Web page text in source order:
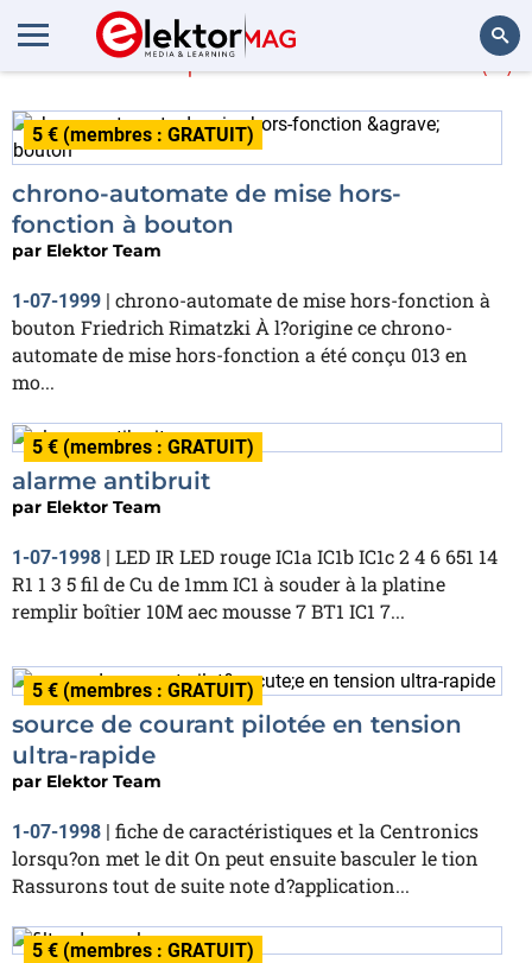
En savoir plus sur (9)
5 € (membres : GRATUIT)
chrono-automate de mise hors-
fonction à bouton
par Elektor Team
1-07-1999 | chrono-automate de mise hors-fonction à
bouton Friedrich Rimatzki À l?origine ce chrono-
automate de mise hors-fonction a été conçu 013 en
mo...
5 € (membres : GRATUIT)
alarme antibruit
par Elektor Team
1-07-1998 | LED IR LED rouge IC1a IC1b IC1c 2 4 6 651 14
R1 1 3 5 fil de Cu de 1mm IC1 à souder à la platine
remplir boîtier 10M aec mousse 7 BT1 IC1 7...
5 € (membres : GRATUIT)
source de courant pilotée en tension
ultra-rapide
par Elektor Team
1-07-1998 | fiche de caractéristiques et la Centronics
lorsqu?on met le dit On peut ensuite basculer le tion
Rassurons tout de suite note d?application...
5 € (membres : GRATUIT)